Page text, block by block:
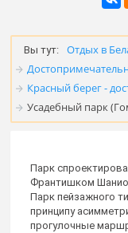
Вы тут: Отдых в
Красный берег -
Усадебный парк
Парк
Франтишком
Парк пейзажного
принципу
прогулочные